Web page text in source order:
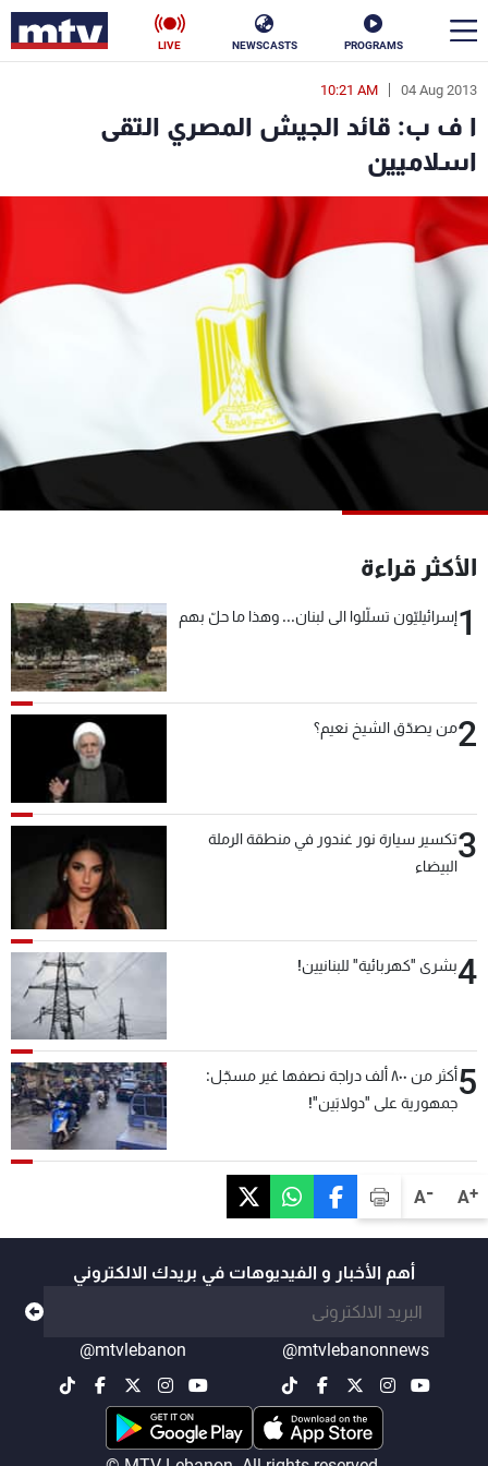
PROGRAMS
NEWSCASTS
LIVE
A+
A-
04 Aug 2013
10:21 AM
ا ف ب: قائد الجيش المصري التقى
اسلاميين
الأكثر قراءة
1إسرائيليّون تسلّلوا الى لبنان... وهذا ما حلّ بهم
2من يصدّق الشيخ نعيم؟
3تكسير سيارة نور غندور في منطقة الرملة
البيضاء
4بشرى "كهربائية" للبنانيين!
5
أكثر من ٨٠٠ ألف دراجة نصفها غير مسجّل:
جمهورية على "دولابَين"!
أهم الأخبار و الفيديوهات في بريدك الالكتروني
@mtvlebanonnews
@mtvlebanon
en
الأخبار
سياسة ناس
إقتصاد
منوعات رياضة
كأس العالم
شاهد البرامج
عن MTV
الإنـتـاج
وظائف
شروط الإسـتخدام
سياسة الخصوصية